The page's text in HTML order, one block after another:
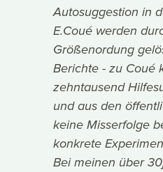
Autosuggestion in
E.Coué werden
Größenordung
Berichte - zu Coué
zehntausend
und aus den
keine Misserfolge
konkrete
Bei meinen über